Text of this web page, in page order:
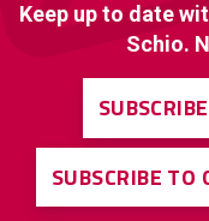
Keep up to date
Schio.
SUBSCRIBE